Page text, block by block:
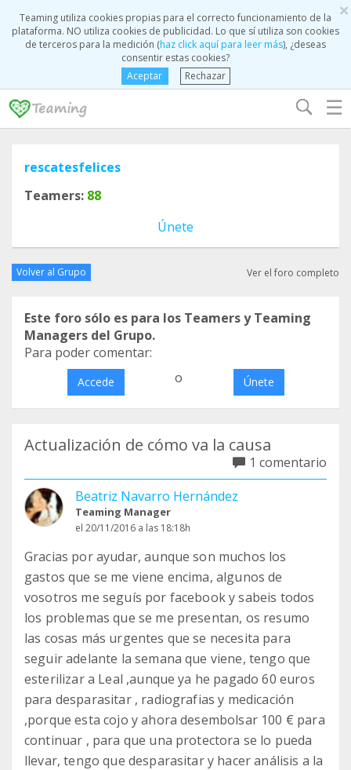
×
Teaming utiliza cookies propias para el correcto funcionamiento de la
plataforma. NO utiliza cookies de publicidad. Lo que sí utiliza son cookies
de terceros para la medición (haz click aquí para leer más), ¿deseas
consentir estas cookies?
Aceptar
Rechazar
☰
rescatesfelices
Teamers: 88
Únete
Volver al Grupo Ver el foro completo
Este foro sólo es para los Teamers y Teaming
Managers del Grupo.
Para poder comentar:
Accede o Únete
Actualización de cómo va la causa
1 comentario
Beatriz Navarro Hernández
Teaming Manager
el 20/11/2016 a las 18:18h
Gracias por ayudar, aunque son muchos los
gastos que se me viene encima, algunos de
vosotros me seguís por facebook y sabeis todos
los problemas que se me presentan, os resumo
las cosas más urgentes que se necesita para
seguir adelante la semana que viene, tengo que
esterilizar a Leal ,aunque ya he pagado 60 euros
para desparasitar , radiografias y medicación
,porque esta cojo y ahora desembolsar 100 € para
continuar , para que una protectora se lo pueda
llevar, tengo que desparasitar y hacer análisis a la